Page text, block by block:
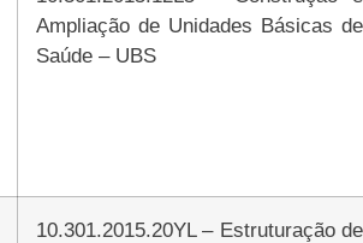
Ampliação de Unidades Básicas de
Saúde – UBS
10.301.2015.20YL – Estruturação de